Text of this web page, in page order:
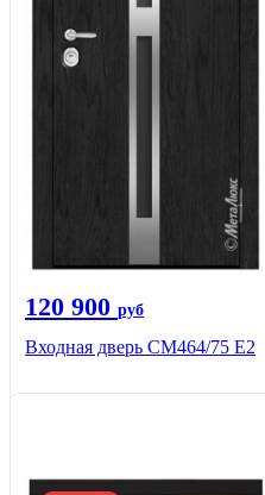
120 900 руб
Входная дверь СМ464/75 Е2